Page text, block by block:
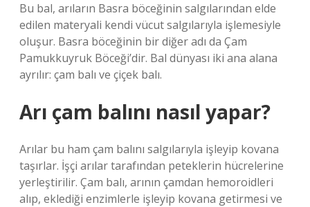
Bu bal, arıların Basra böceğinin salgılarından elde
edilen materyali kendi vücut salgılarıyla işlemesiyle
oluşur. Basra böceğinin bir diğer adı da Çam
Pamukkuyruk Böceği’dir. Bal dünyası iki ana alana
ayrılır: çam balı ve çiçek balı.
Arı çam balını nasıl yapar?
Arılar bu ham çam balını salgılarıyla işleyip kovana
taşırlar. İşçi arılar tarafından peteklerin hücrelerine
yerleştirilir. Çam balı, arının çamdan hemoroidleri
alıp, eklediği enzimlerle işleyip kovana getirmesi ve